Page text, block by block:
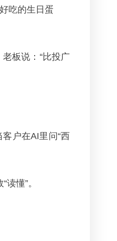
吃的生日蛋
板说：“比投广
户在AI里问“西
懂”。